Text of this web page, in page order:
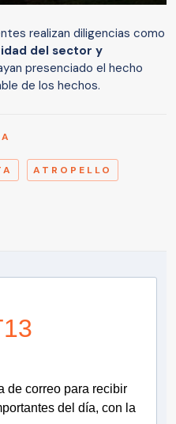
realizan diligencias como
del sector y
presenciado el hecho
de los hechos.
ATROPELLO
de correo para recibir
del día, con la